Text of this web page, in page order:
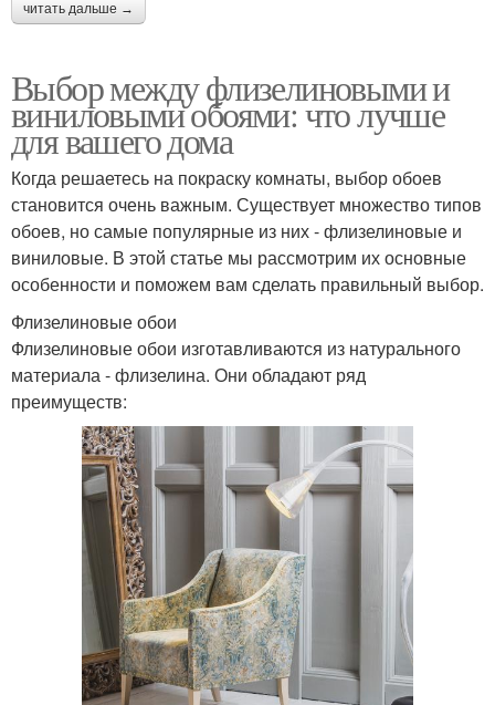
читать дальше →
Выбор между флизелиновыми и
виниловыми обоями: что лучше
для вашего дома
Когда решаетесь на покраску комнаты, выбор обоев
становится очень важным. Существует множество типов
обоев, но самые популярные из них - флизелиновые и
виниловые. В этой статье мы рассмотрим их основные
особенности и поможем вам сделать правильный выбор.
Флизелиновые обои
Флизелиновые обои изготавливаются из натурального
материала - флизелина. Они обладают ряд
преимуществ: